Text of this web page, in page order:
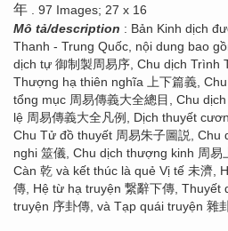
年 . 97 Images; 27 x 16
Mô tả/description : Bản Kinh dịch
Thanh - Trung Quốc, nội dung bao
dịch tự 御制製周易序, Chu dịch Trình
Thượng hạ thiên nghĩa 上下篇義,
tổng mục 周易傳義大全總目, Chu
lệ 周易傳義大全凡例, Dịch thuyết
Chu Tử đồ thuyết 周易朱子圖説, Chu
nghi 筮儀, Chu dịch thượng kinh 周
Càn 乾 và kết thúc là quẻ Vị tế 未濟,
傳, Hệ từ hạ truyện 繋辭下傳, Thuyết
truyện 序卦傳, và Tạp quái truyện 雜